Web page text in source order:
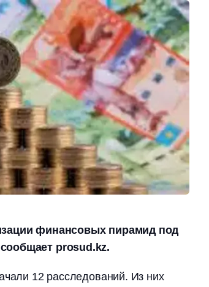
финансовых пирамид под
prosud.kz.
12 расследований. Из них